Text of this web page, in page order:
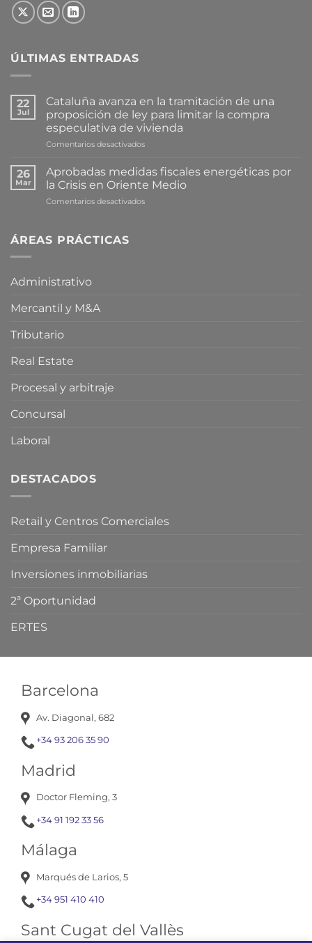
Barcelona
Av. Diagonal, 682
+34 93 206 35 90
Madrid
Doctor Fleming, 3
+34 91 192 33 56
Málaga
Marqués de Larios, 5
+34 951 410 410
Sant Cugat del Vallès
ÚLTIMAS ENTRADAS
22
Jul
Cataluña avanza en la tramitación de una
proposición de ley para limitar la compra
especulativa de vivienda
Comentarios desactivadosen
avanza
en
la
tramitación
26
Mar
Aprobadas medidas fiscales energéticas por
la Crisis en Oriente Medio
Comentarios desactivadosen
ÁREAS PRÁCTICAS
Administrativo
Mercantil y M&A
Tributario
Real Estate
Procesal y arbitraje
Concursal
Laboral
DESTACADOS
Retail y Centros Comerciales
Empresa Familiar
Inversiones inmobiliarias
2ª Oportunidad
ERTES